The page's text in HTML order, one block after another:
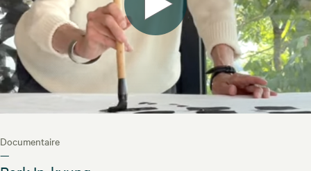
Documentaire
—